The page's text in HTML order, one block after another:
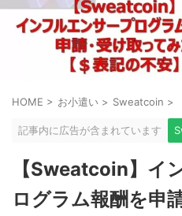
HOME > お小遣い > Sweatcoin >
記事内に広告が含まれています
【Sweatcoin】イ
ログラム報酬を申